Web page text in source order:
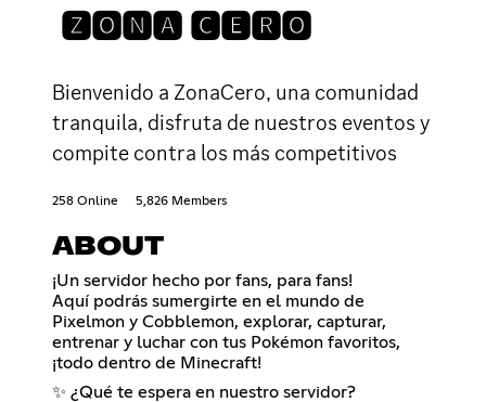
🆉🅾🅽🅰 🅲🅴🆁🅾
Bienvenido a ZonaCero, una comunidad
tranquila, disfruta de nuestros eventos y
compite contra los más competitivos
258 Online 5,826 Members
ABOUT
¡Un servidor hecho por fans, para fans!
Aquí podrás sumergirte en el mundo de
Pixelmon y Cobblemon, explorar, capturar,
entrenar y luchar con tus Pokémon favoritos,
¡todo dentro de Minecraft!
✨ ¿Qué te espera en nuestro servidor?